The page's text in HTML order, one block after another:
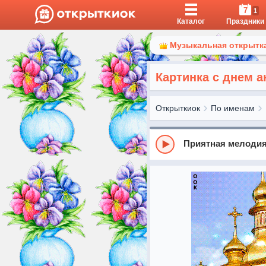
Каталог
7 1
Праздники
Музыкальная
Картинка с днем
Открыткиок По именам
Приятная